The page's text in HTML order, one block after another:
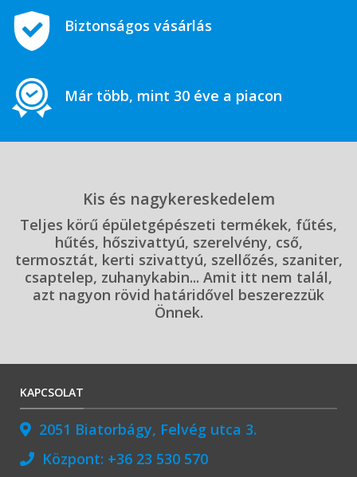
Biztonságos vásárlás
Már több, mint 30 éve a piacon
Kis és nagykereskedelem
Teljes körű épületgépészeti termékek, fűtés,
hűtés, hőszivattyú, szerelvény, cső,
termosztát, kerti szivattyú, szellőzés, szaniter,
csaptelep, zuhanykabin... Amit itt nem talál,
azt nagyon rövid határidővel beszerezzük
Önnek.
KAPCSOLAT
2051 Biatorbágy, Felvég utca 3.
Központ: +36 23 530 570